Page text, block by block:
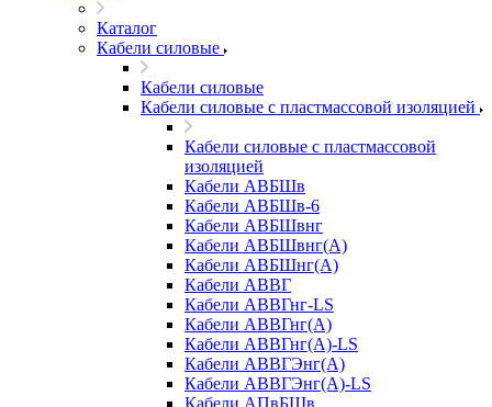
Каталог
Кабели силовые
Кабели силовые
Кабели силовые с пластмассовой изоляцией
Кабели силовые с пластмассовой
изоляцией
Кабели АВБШв
Кабели АВБШв-6
Кабели АВБШвнг
Кабели АВБШвнг(А)
Кабели АВБШнг(А)
Кабели АВВГ
Кабели АВВГнг-LS
Кабели АВВГнг(А)
Кабели АВВГнг(А)-LS
Кабели АВВГЭнг(А)
Кабели АВВГЭнг(А)-LS